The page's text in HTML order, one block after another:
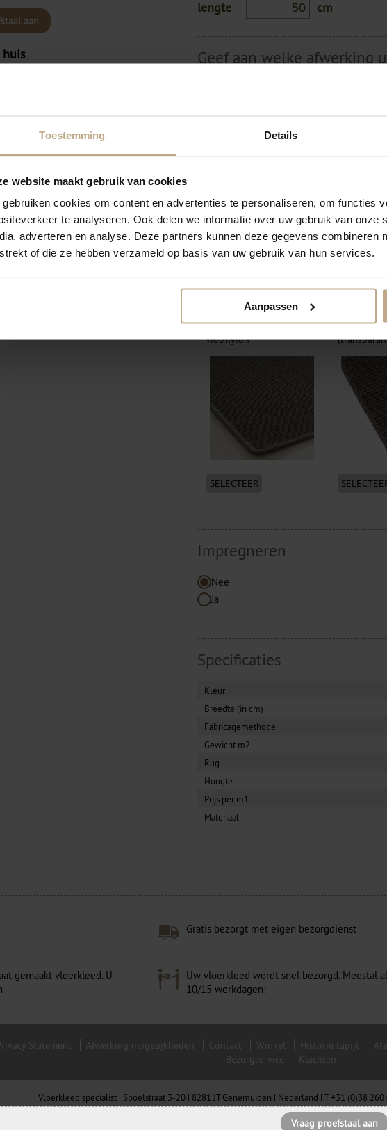
Toestemming Details
website maakt gebruik van cookies
gebruiken cookies om content en advertenties te personaliseren, om functies
te analyseren. Ook delen we informatie over uw gebruik van onze
adverteren en analyse. Deze partners kunnen deze gegevens combineren
of die ze hebben verzameld op basis van uw gebruik van hun services.
Aanpassen
aan
huis
de kleuren of materialen en wenst
advies aan huis?
en geheel vrijblijvend met onze
aan
lengte cm
Geef aan welke afwerking
Ieder vloerkleed moet een afwerking
Festonneren garen
wol/nylon
SELECTEER
Impregneren
Nee
Ja
Specificaties
Kleur
Breedte (in cm)
Fabricagemethode
Gewicht m2
Rug
Hoogte
Prijs per m1
Materiaal
Vraag proefstaal aan
Gratis bezorgt met eigen bezorgdienst
gemaakt vloerkleed. U
Uw vloerkleed wordt snel bezorgd. Meestal
10/15 werkdagen!
Statement Afwerking mogelijkheden Contact Winkel Historie tapijt
Bezorgservice
Klachten
Vloerkleed specialist | Spoelstraat 3-20 | 8281 JT Genemuiden | Nederland | T +31 (0)38 260